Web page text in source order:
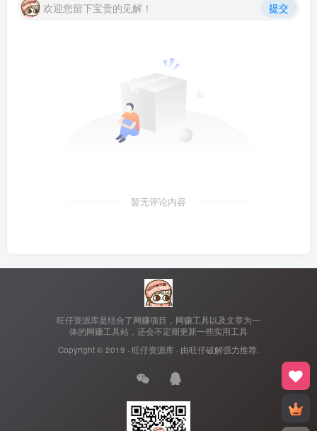
欢迎您留下宝贵的见解！ 提交
暂无评论内容
旺仔资源库是结合了网赚项目，网赚工具以及文章为一
体的网赚工具站，还会不定期更新一些实用工具
Copyright © 2019 · 旺仔资源库 · 由旺仔破解强力推荐.